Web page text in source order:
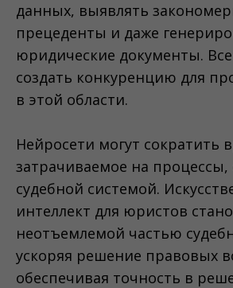
данных, выявлять
прецеденты и даже
юридические документы.
создать конкуренцию для
в этой области.
Нейросети могут сократить
затрачиваемое на процессы,
судебной системой.
интеллект для юристов
неотъемлемой частью
ускоряя решение правовых
обеспечивая точность в